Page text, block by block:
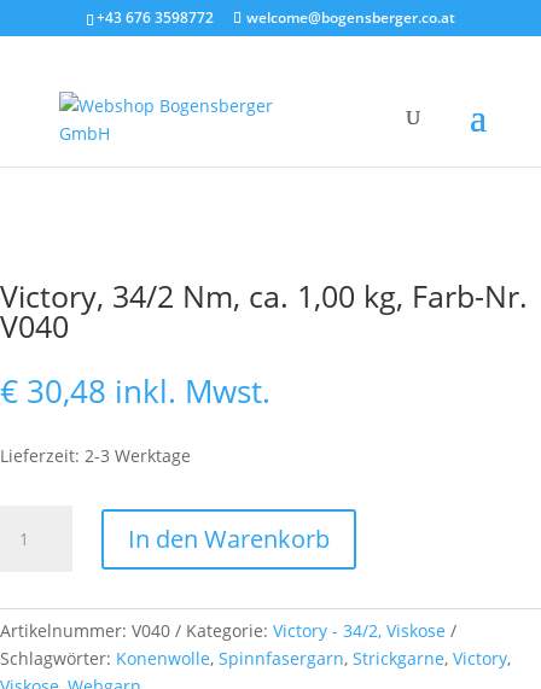
+43 676 3598772 welcome@bogensberger.co.at
Victory, 34/2 Nm, ca. 1,00 kg, Farb-Nr.
V040
€ 30,48 inkl. Mwst.
Lieferzeit: 2-3 Werktage
34/2
1,00
kg,
In den Warenkorb
Artikelnummer: V040 Kategorie: Victory - 34/2, Viskose
Schlagwörter: Konenwolle, Spinnfasergarn, Strickgarne, Victory,